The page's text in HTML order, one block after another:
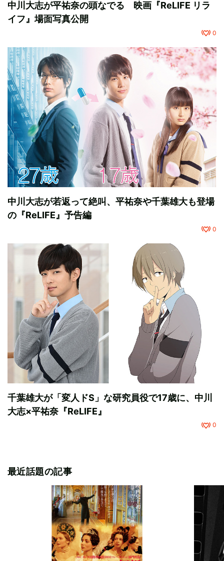
中川大志が平祐奈の頭なでる 映画『ReLIFE リラ
イフ』場面写真公開
0
中川大志が若返って絶叫、平祐奈や千葉雄大も登場
の『ReLIFE』予告編
0
千葉雄大が「変人ドS」な研究員役で17歳に、中川
大志×平祐奈『ReLIFE』
0
最近話題の記事